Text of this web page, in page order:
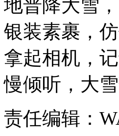
地普降大雪
银装素裹，
拿起相机，
慢倾听，大
责任编辑：